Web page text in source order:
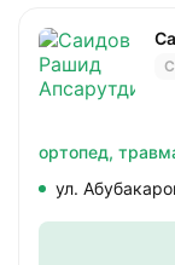
ортопед,
ул.